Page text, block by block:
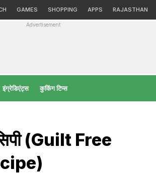
GAMES SHOPPING APPS RAJASTHAN
Advertisement
इंग्रेडिएंट्स कुकिंग टिप्स
(Guilt Free